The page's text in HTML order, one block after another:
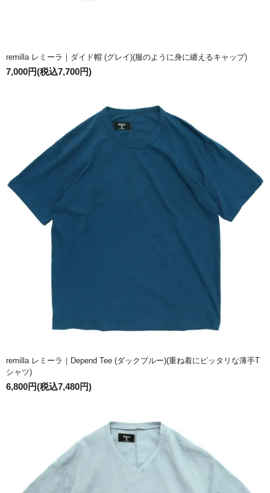
remilla レミーラ｜ダイド帽 (グレイ)(服のように身に纏えるキャップ)
7,000円(税込7,700円)
remilla レミーラ｜Depend Tee (ダックブルー)(重ね着にピッタリな薄手T
シャツ)
6,800円(税込7,480円)